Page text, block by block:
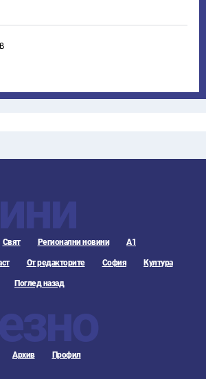
Свят Регионални новини А1
От редакторите София Култура
Поглед назад
Архив Профил